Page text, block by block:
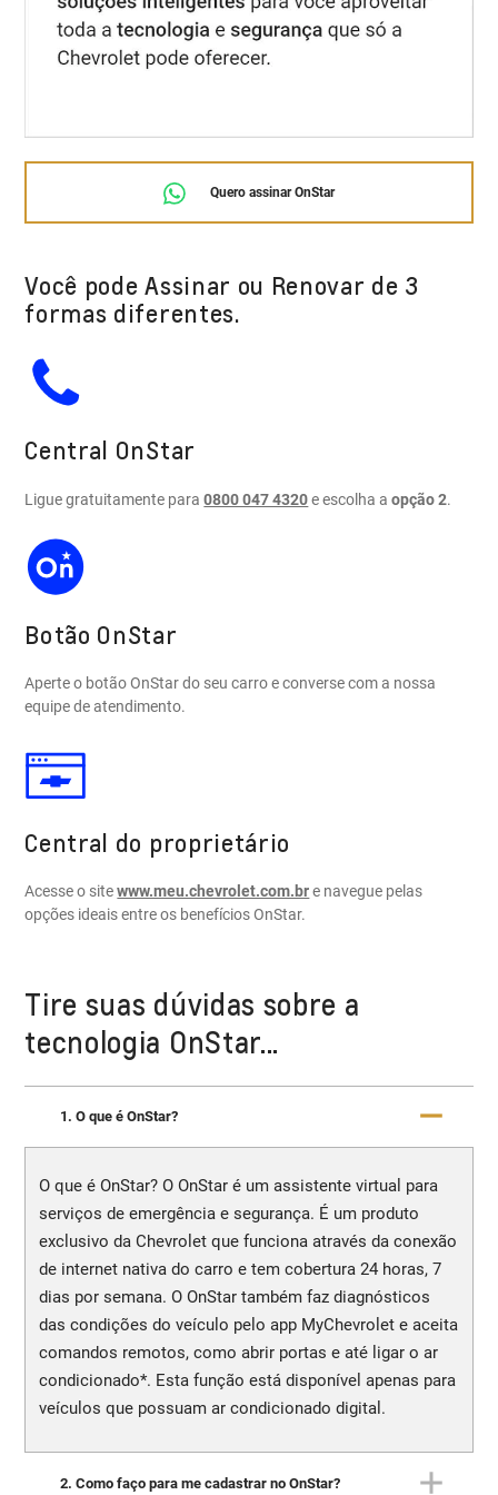
Quero assinar OnStar
Você pode Assinar ou Renovar de 3
formas diferentes.
Central OnStar
Ligue gratuitamente para0800 047 4320e escolha aopção 2.
Botão OnStar
Aperte o botão OnStar do seu carro e converse com a nossa
equipe de atendimento.
Central do proprietário
Acesse o sitewww.meu.chevrolet.com.bre navegue pelas
opções ideais entre os benefícios OnStar.
Tire suas dúvidas sobre a
tecnologia OnStar...
1. O que é OnStar?
O que é OnStar? O OnStar é um assistente virtual para
serviços de emergência e segurança. É um produto
exclusivo da Chevrolet que funciona através da conexão
de internet nativa do carro e tem cobertura 24 horas, 7
dias por semana. O OnStar também faz diagnósticos
das condições do veículo pelo app MyChevrolet e aceita
comandos remotos, como abrir portas e até ligar o ar
condicionado*. Esta função está disponível apenas para
veículos que possuam ar condicionado digital.
2. Como faço para me cadastrar no OnStar?